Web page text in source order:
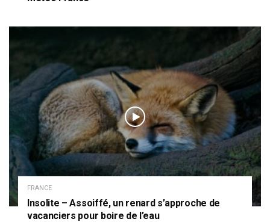
FRANCE
Insolite – Assoiffé, un renard s’approche de
vacanciers pour boire de l’eau